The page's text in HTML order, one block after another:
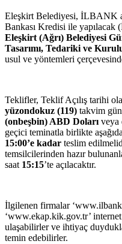
Eleşkirt Belediyesi, İLBANK
Bankası Kredisi ile
Eleşkirt (Ağrı) Belediyesi
Tasarımı, Tedariki ve
usul ve yöntemleri
Teklifler, Teklif Açılış tarihi
yüzondokuz (119) takvim
(onbeşbin) ABD Doları veya
geçici teminatla birlikte
15:00’e kadar teslim
temsilcilerinden hazır
saat 15:15’te açılacaktır.
İlgilenen firmalar
‘www.ekap.kik.gov.tr’
ulaşabilirler ve ihtiyaç
temin edebilirler.